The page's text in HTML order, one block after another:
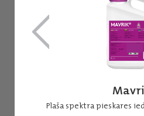
Plaša spektra pieskares